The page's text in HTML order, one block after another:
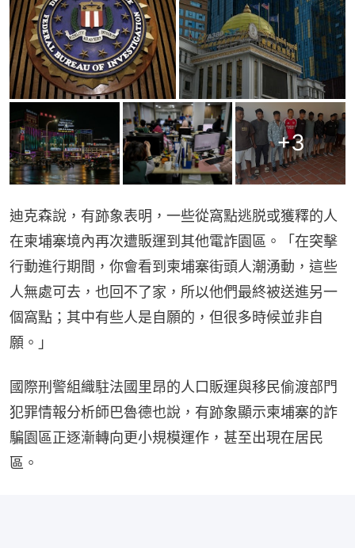
+3
迪克森說，有跡象表明，一些從窩點逃脱或獲釋的人
在柬埔寨境內再次遭販運到其他電詐園區。「在突擊
行動進行期間，你會看到柬埔寨街頭人潮湧動，這些
人無處可去，也回不了家，所以他們最終被送進另一
個窩點；其中有些人是自願的，但很多時候並非自
願。」
國際刑警組織駐法國里昂的人口販運與移民偷渡部門
犯罪情報分析師巴魯德也說，有跡象顯示柬埔寨的詐
騙園區正逐漸轉向更小規模運作，甚至出現在居民
區。